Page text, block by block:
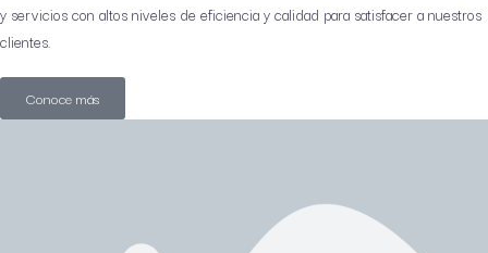
y servicios con altos niveles de eficiencia y calidad para satisfacer a nuestros
clientes.
Conoce más